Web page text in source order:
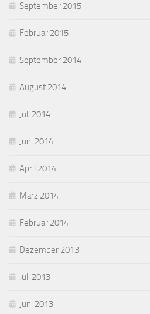
September 2015
Februar 2015
September 2014
August 2014
Juli 2014
Juni 2014
April 2014
März 2014
Februar 2014
Dezember 2013
Juli 2013
Juni 2013